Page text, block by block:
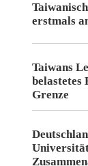
erstmals
Taiwans
belastetes
Grenze